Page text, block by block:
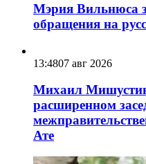
Мэрия Вильнюса
обращения на
13:4807 авг 2026
Михаил
расширенном
Ате